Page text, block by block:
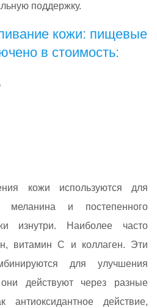
поддержку.
кожи: пищевые
в стоимость:
кожи используются для
меланина и постепенного
изнутри. Наиболее часто
витамин C и коллаген. Эти
для улучшения
они действуют через разные
антиоксидантное действие,